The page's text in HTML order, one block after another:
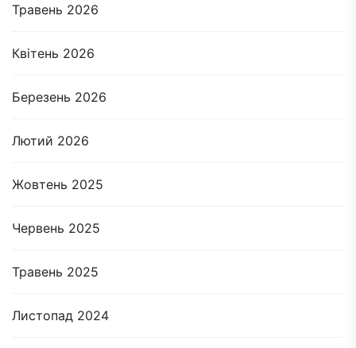
Травень 2026
Квітень 2026
Березень 2026
Лютий 2026
Жовтень 2025
Червень 2025
Травень 2025
Листопад 2024